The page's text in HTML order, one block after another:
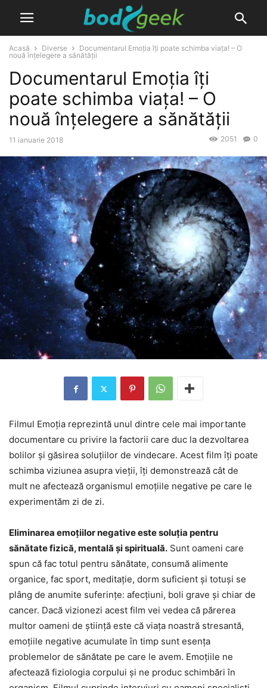
Acasă Diverse
Documentarul Emoția îți poate schimba viața! – O
nouă înțelegere a sănătății
Documentarul Emoția îți
poate schimba viața! – O
nouă înțelegere a sănătății
11 ianuarie 2018 0
2051
Filmul Emoția reprezintă unul dintre cele mai importante
documentare cu privire la factorii care duc la dezvoltarea
bolilor și găsirea soluțiilor de vindecare. Acest film îți poate
schimba viziunea asupra vieții, îți demonstrează cât de
mult ne afectează organismul emoțiile negative pe care le
experimentăm zi de zi.
Eliminarea emoțiilor negative este soluția pentru
sănătate fizică, mentală și spirituală. Sunt oameni care
spun că fac totul pentru sănătate, consumă alimente
organice, fac sport, meditație, dorm suficient și totuși se
plâng de anumite suferințe: afecțiuni, boli grave și chiar de
cancer. Dacă vizionezi acest film vei vedea că părerea
multor oameni de știință este că viața noastră stresantă,
emoțiile negative acumulate în timp sunt esența
problemelor de sănătate pe care le avem. Emoțiile ne
afectează fiziologia corpului și ne produc schimbări în